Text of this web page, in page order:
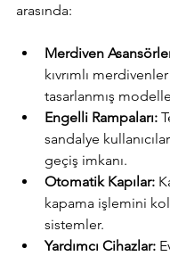
arasında:
Merdiven
kıvrımlı
tasarlanmış
Engelli Rampaları:
sandalye
geçiş imkanı.
Otomatik Kapılar:
kapama işlemini
sistemler.
Yardımcı Cihazlar: